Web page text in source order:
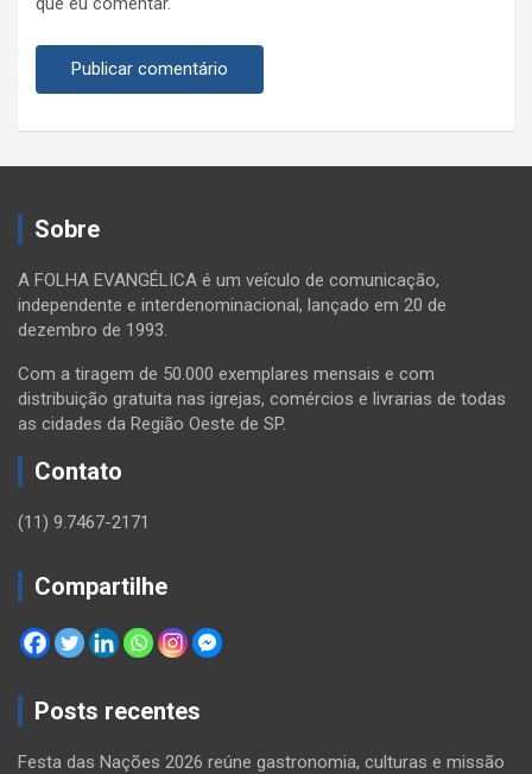
Sobre
A FOLHA EVANGÉLICA é um veículo de comunicação,
independente e interdenominacional, lançado em 20 de
dezembro de 1993.
Com a tiragem de 50.000 exemplares mensais e com
distribuição gratuita nas igrejas, comércios e livrarias de todas
as cidades da Região Oeste de SP.
Contato
(11) 9.7467-2171
Compartilhe
Posts recentes
Festa das Nações 2026 reúne gastronomia, culturas e missão